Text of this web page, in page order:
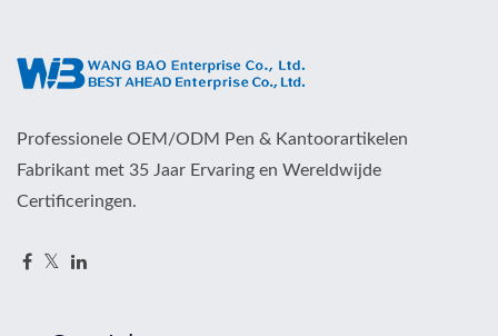
Professionele OEM/ODM Pen & Kantoorartikelen
Fabrikant met 35 Jaar Ervaring en Wereldwijde
Certificeringen.